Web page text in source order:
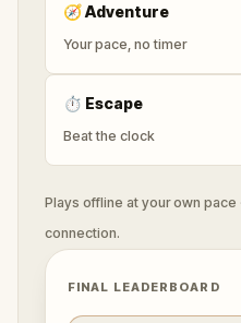
🧭Adventure
Your pace, no timer
⏱ Escape
Beat the clock
Plays offline at your own pace
connection.
FINAL LEADERBOARD